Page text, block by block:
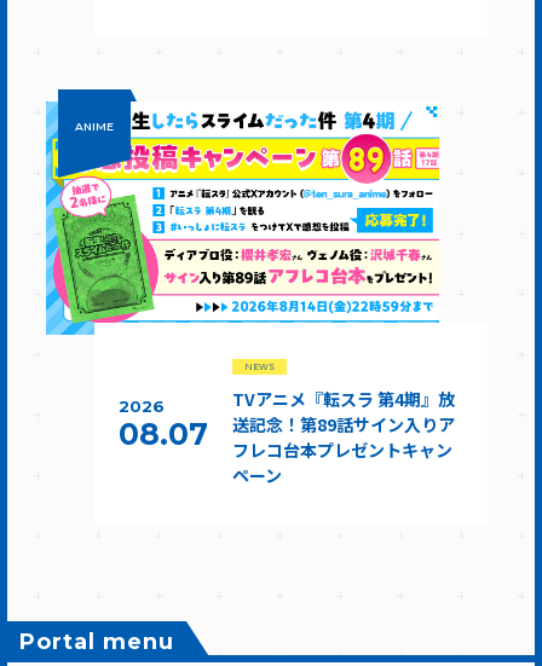
ANIME
2026
08.07
NEWS
TVアニメ『転スラ 第4期』放
送記念！第89話サイン入りア
フレコ台本プレゼントキャン
ペーン
Portal menu